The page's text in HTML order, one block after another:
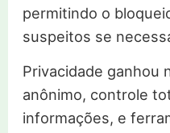
permitindo o
suspeitos se
Privacidade ganhou
anônimo, controle
informações, e